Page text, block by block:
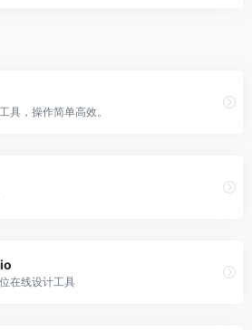
具，操作简单高效。
在线设计工具